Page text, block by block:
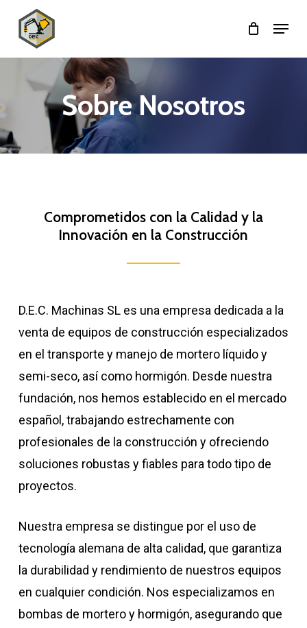
Menu
Sobre Nosotros
Comprometidos con la Calidad y la
Innovación en la Construcción
D.E.C. Machinas SL es una empresa dedicada a la
venta de equipos de construcción especializados
en el transporte y manejo de mortero líquido y
semi-seco, así como hormigón. Desde nuestra
fundación, nos hemos establecido en el mercado
español, trabajando estrechamente con
profesionales de la construcción y ofreciendo
soluciones robustas y fiables para todo tipo de
proyectos.
Nuestra empresa se distingue por el uso de
tecnología alemana de alta calidad, que garantiza
la durabilidad y rendimiento de nuestros equipos
en cualquier condición. Nos especializamos en
bombas de mortero y hormigón, asegurando que